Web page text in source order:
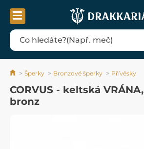
Šperky Bronzové šperky Přívěsky
CORVUS - keltská
bronz